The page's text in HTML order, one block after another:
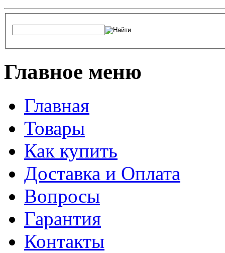
Главное меню
Главная
Товары
Как купить
Доставка и Оплата
Вопросы
Гарантия
Контакты